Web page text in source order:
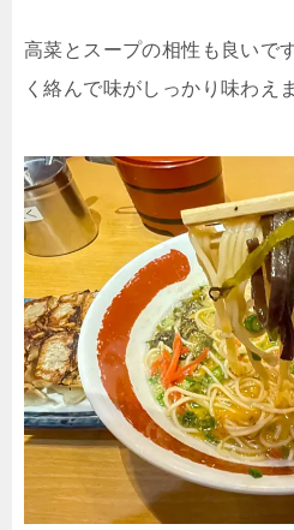
高菜とスープの相性も良いで
く絡んで味がしっかり味わえ